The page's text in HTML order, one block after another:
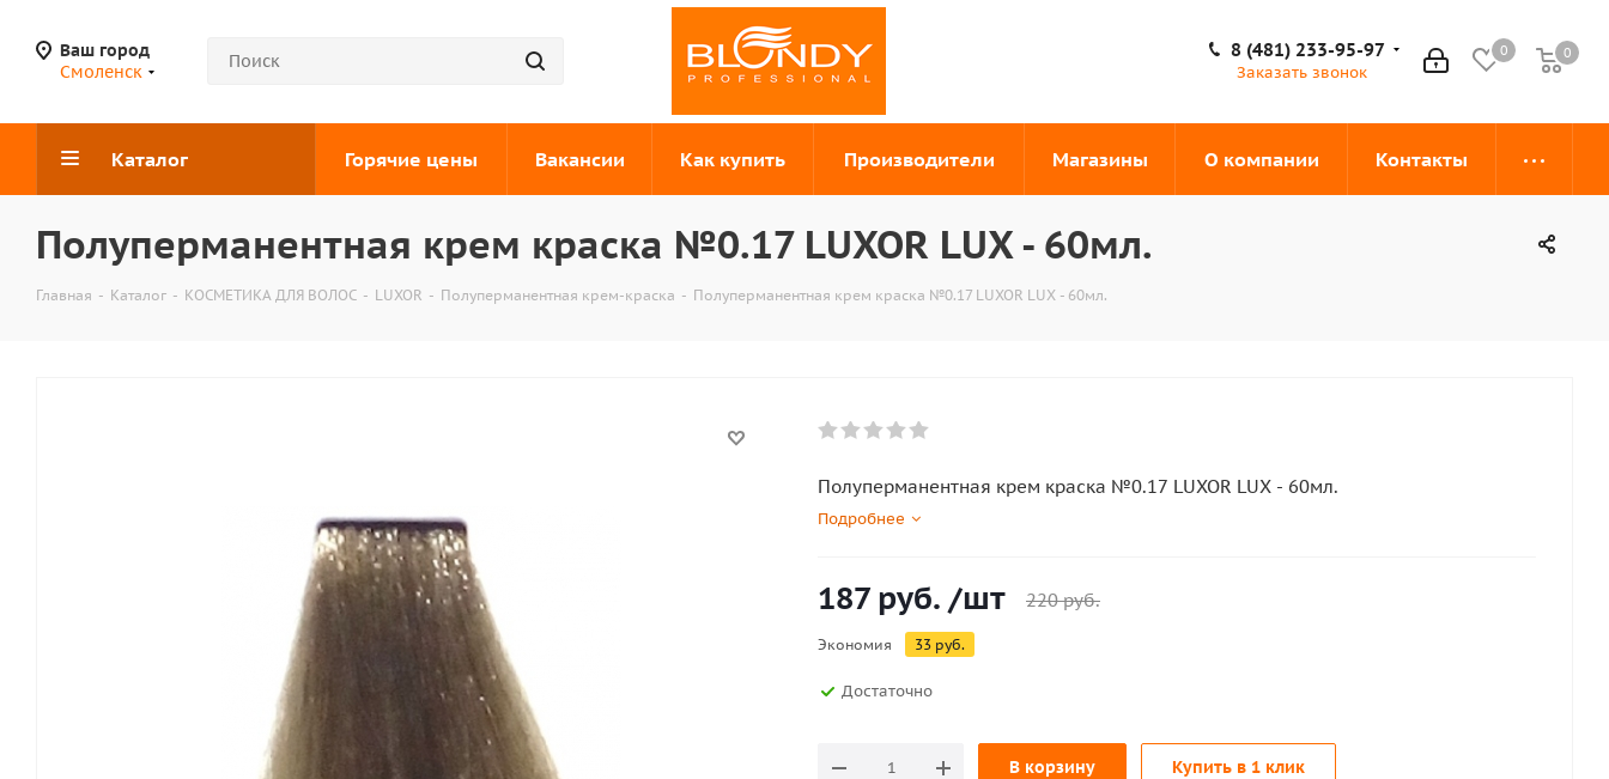
Ваш город
Смоленск
0 0
0
8 (481) 233-95-97
Заказать звонок
Каталог Горячие цены Вакансии Как купить Производители Магазины О компании Контакты
Полуперманентная крем краска №0.17 LUXOR LUX - 60мл.
Главная - Каталог - КОСМЕТИКА ДЛЯ ВОЛОС - LUXOR - Полуперманентная крем-краска - Полуперманентная крем краска №0.17 LUXOR LUX - 60мл.
Полуперманентная крем краска №0.17 LUXOR LUX - 60мл.
Подробнее
187руб. /шт 220руб.
Экономия 33 руб.
Достаточно
В корзину Купить в 1 клик